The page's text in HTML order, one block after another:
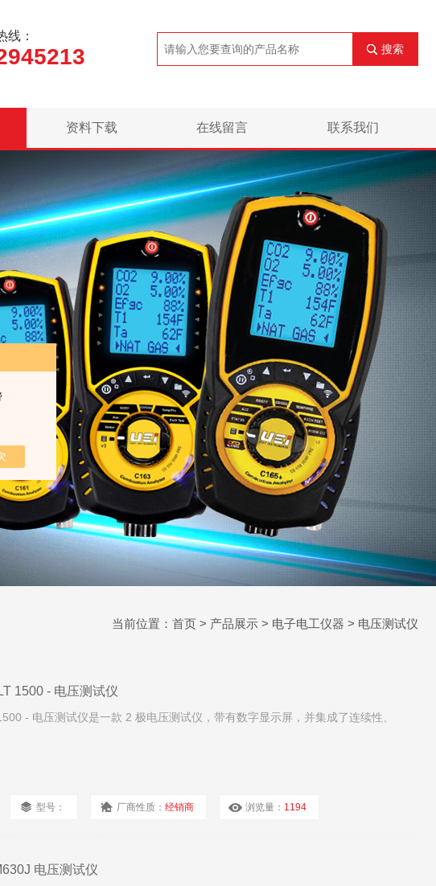
线：
搜索
资料下载 在线留言 联系我们
当前位置： 首页 > 产品展示 > 电子电工仪器 > 电压测试仪
1500 - 电压测试仪
- 电压测试仪是一款 2 极电压测试仪，带有数字显示屏，并集成了连续性、
型号： 厂商性质：经销商 浏览量： 1194
电压测试仪